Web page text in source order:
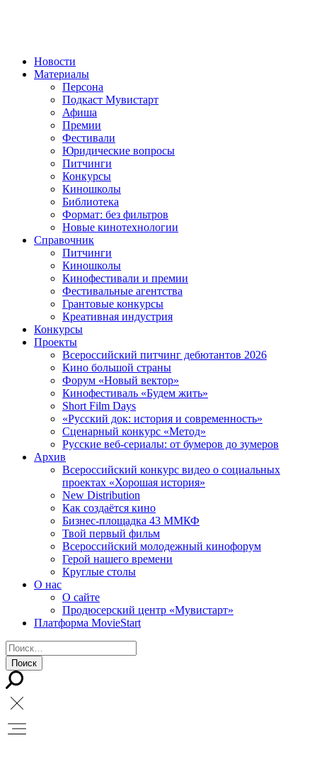
Новости
Материалы
Персона
Подкаст Мувистарт
Афиша
Премии
Фестивали
Юридические вопросы
Питчинги
Конкурсы
Киношколы
Библиотека
Формат: без фильтров
Новые кинотехнологии
Справочник
Питчинги
Киношколы
Кинофестивали и премии
Фестивальные агентства
Грантовые конкурсы
Креативная индустрия
Конкурсы
Проекты
Всероссийский питчинг дебютантов 2026
Кино большой страны
Форум «Новый вектор»
Кинофестиваль «Будем жить»
Short Film Days
«Русский док: история и современность»
Сценарный конкурс «Метод»
Русские веб-сериалы: от бумеров до зумеров
Архив
Всероссийский конкурс видео о социальных
проектах «Хорошая история»
New Distribution
Как создаётся кино
Бизнес-площадка 43 ММКФ
Твой первый фильм
Всероссийский молодежный кинофорум
Герой нашего времени
Круглые столы
О нас
О сайте
Продюсерский центр «Мувистарт»
Платформа MovieStart